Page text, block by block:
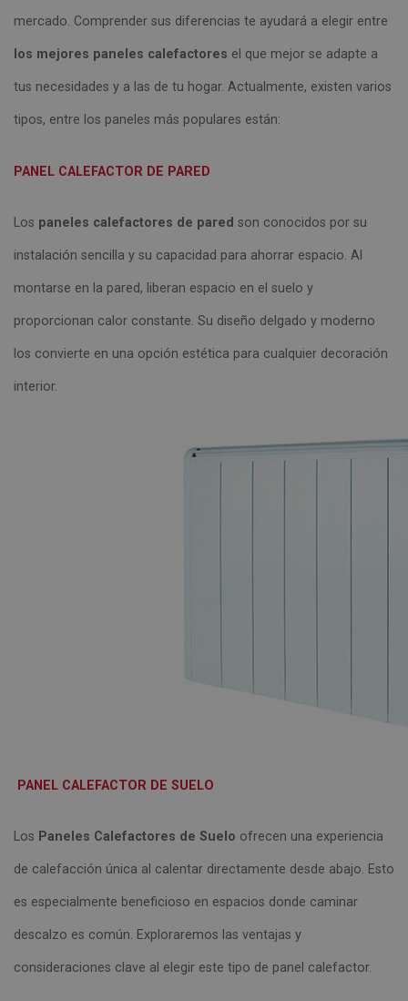
mercado. Comprender sus diferencias te ayudará a elegir entre
los mejores paneles calefactores el que mejor se adapte a
tus necesidades y a las de tu hogar. Actualmente, existen varios
tipos, entre los paneles más populares están:
PANEL CALEFACTOR DE PARED
Los paneles calefactores de pared son conocidos por su
instalación sencilla y su capacidad para ahorrar espacio. Al
montarse en la pared, liberan espacio en el suelo y
proporcionan calor constante. Su diseño delgado y moderno
los convierte en una opción estética para cualquier decoración
interior.
PANEL CALEFACTOR DE SUELO
Los Paneles Calefactores de Suelo ofrecen una experiencia
de calefacción única al calentar directamente desde abajo. Esto
es especialmente beneficioso en espacios donde caminar
descalzo es común. Exploraremos las ventajas y
consideraciones clave al elegir este tipo de panel calefactor.